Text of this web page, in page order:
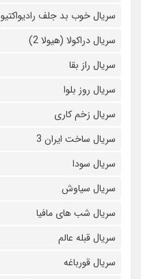
سریال خوب بد جلف رادیواکتیو
سریال دراکولا (هیولا 2)
سریال راز بقا
سریال روز بلوا
سریال زخم کاری
سریال ساخت ایران 3
سریال سودا
سریال سیاوش
سریال شب های مافیا
سریال قبله عالم
سریال قورباغه